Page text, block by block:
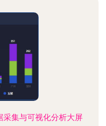
采集与可视化分析大屏